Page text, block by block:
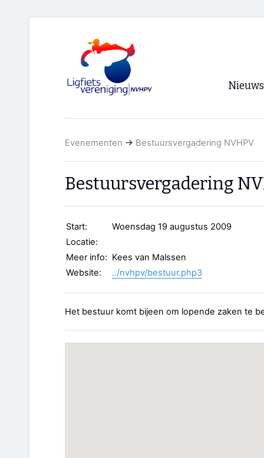
Nieuws
RSS
Evenementen → Bestuursvergadering NVHPV
Bestuursvergadering
Start:
Woensdag 19 augustus 2009
Locatie:
Meer info: Kees van Malssen
Website:
../nvhpv/bestuur.php3
Het bestuur komt bijeen om lopende zaken te